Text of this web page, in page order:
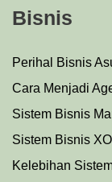
Bisnis
Perihal Bisnis
Cara Menjadi
Sistem Bisnis
Sistem Bisnis
Kelebihan